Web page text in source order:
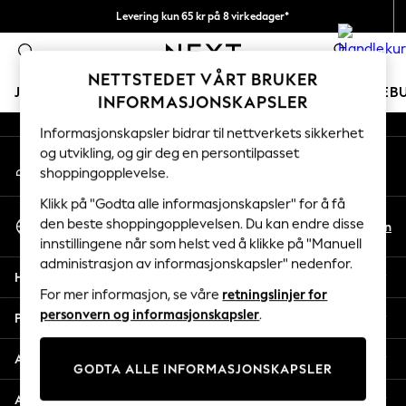
Levering kun 65 kr på 8 virkedager*
Vi betaler alle tollavgifter 0
JENTER GUTTER BABY KVINNER MENN
GIRLS
New In
50 - 92cm
98 - 110cm
116 - 134cm
140 - 174cm
Trending: Top & Short Sets
Trending: Clogs
Toy Story
THE SET
Coats & Jackets
Sweatshirts & Hoodies
An error occurred on client
Våre sosiale nettverk
Min konto
Logg inn på kontoen din
Velg Språk
Norsk
No En
Hjelp
Personvern & Juridisk
Avdelinger
Andre tjenester
NETTSTEDET VÅRT BRUKER
INFORMASJONSKAPSLER
Informasjonskapsler bidrar til nettverkets sikkerhet
og utvikling, og gir deg en persontilpasset
shoppingopplevelse.
Klikk på "Godta alle informasjonskapsler" for å få
den beste shoppingopplevelsen. Du kan endre disse
innstillingene når som helst ved å klikke på "Manuell
administrasjon av informasjonskapsler" nedenfor.
For mer informasjon, se våre retningslinjer for
personvern og informasjonskapsler.
GODTA ALLE INFORMASJONSKAPSLER